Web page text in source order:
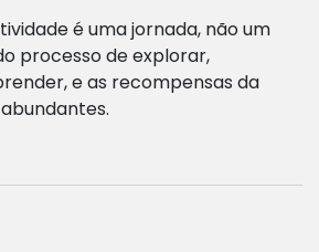
é uma jornada, não um
processo de explorar,
e as recompensas da